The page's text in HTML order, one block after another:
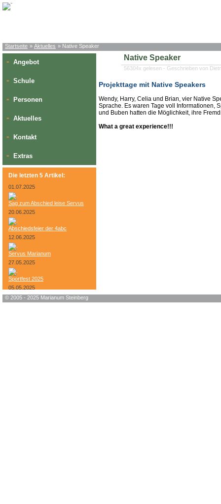
Startseite » Aktuelles » Native Speaker
» Angebot
» Schule
» Personen
» Aktuelles
» Kontakt
» Extras
Die letzten 5 Artikel:
01.07.2025
Sag zum Abschied leise Servus
20.06.2025
Abschiedsfeier der 4abc
12.06.2025
Servus Marianum
27.05.2025
Sportfest 2025
05.05.2025
Bundesheer-Tag
Native Speaker
56304x gelesen - Geschrieben von
Projekttage mit Native Speakers
Wendy, Harry, Celia und Brian, vier Native
Sprache. Es waren Tage voll Informationen,
und Buben hatten die Möglichkeit, ihre
What a great experience!!!
© 2005 - 2025 Marianum Steinberg